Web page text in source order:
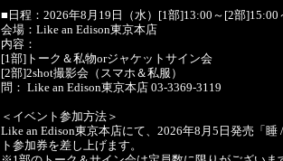
■日程：2026年8月19日（水）[1部]13:00～[2部]15:00
会場：Like an Edison東京本店
内容：
[1部]トーク＆私物orジャケットサイン会
[2部]2shot撮影会（スマホ＆私服）
問： Like an Edison東京本店 03-3369-3119
＜イベント参加方法＞
Like an Edison東京本店にて、2026年8月5日発売「
ト参加券を差し上げます。